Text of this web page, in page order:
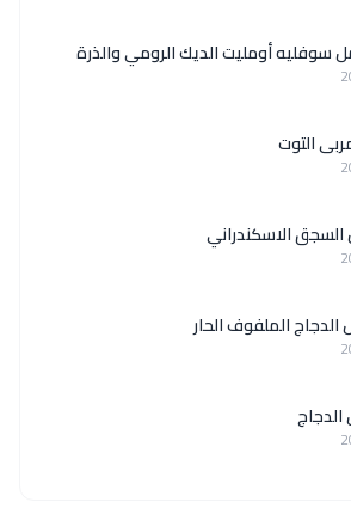
سوفليه أومليت الديك الرومي والذرة
التوت
الاسكندراني
الملفوف الحار